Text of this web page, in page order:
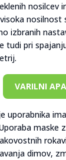
nosilcev
nosilnost
izbranih
tudi pri
VARILNI
uporabnika
maske
dimov,